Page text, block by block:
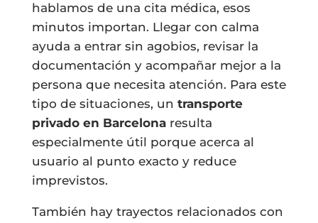
hablamos de una cita médica, esos
minutos importan. Llegar con calma
ayuda a entrar sin agobios, revisar la
documentación y acompañar mejor a la
persona que necesita atención. Para este
tipo de situaciones, un transporte
privado en Barcelonaresulta
especialmente útil porque acerca al
usuario al punto exacto y reduce
imprevistos.
También hay trayectos relacionados con